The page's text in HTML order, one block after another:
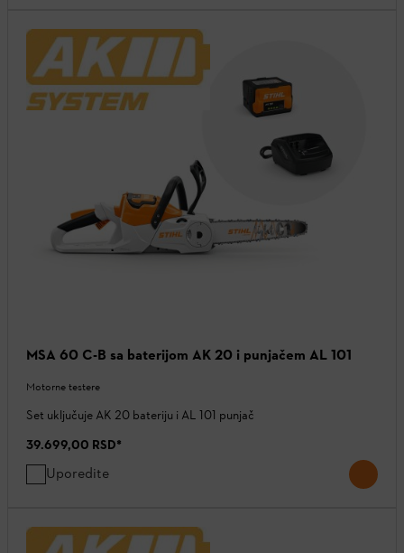
MSA 60 C-B sa baterijom AK 20 i punjačem AL 101
Motorne testere
Set uključuje AK 20 bateriju i AL 101 punjač
39.699,00 RSD*
Uporedite